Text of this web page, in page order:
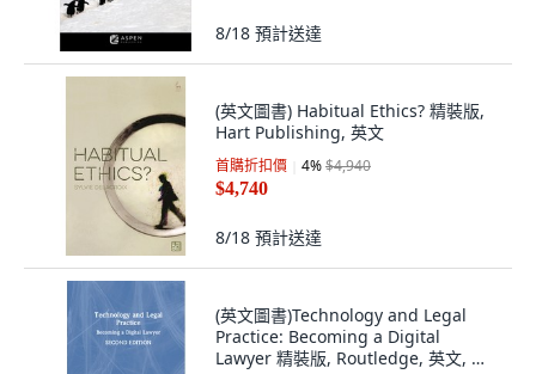
8/18 預計送達
(英文圖書) Habitual Ethics? 精裝版,
Hart Publishing, 英文
首購折扣價 4%$4,940
$4,740
8/18 預計送達
(英文圖書)Technology and Legal
Practice: Becoming a Digital
Lawyer 精裝版, Routledge, 英文, 精